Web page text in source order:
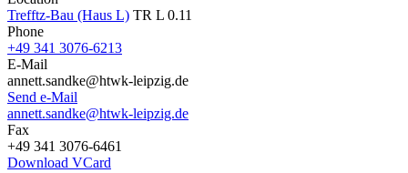
Trefftz-Bau (Haus L) TR L 0.11
Phone
+49 341 3076-6213
E-Mail
annett.sandke@htwk-leipzig.de
Send e-Mail
annett.sandke@htwk-leipzig.de
Fax
+49 341 3076-6461
Download VCard